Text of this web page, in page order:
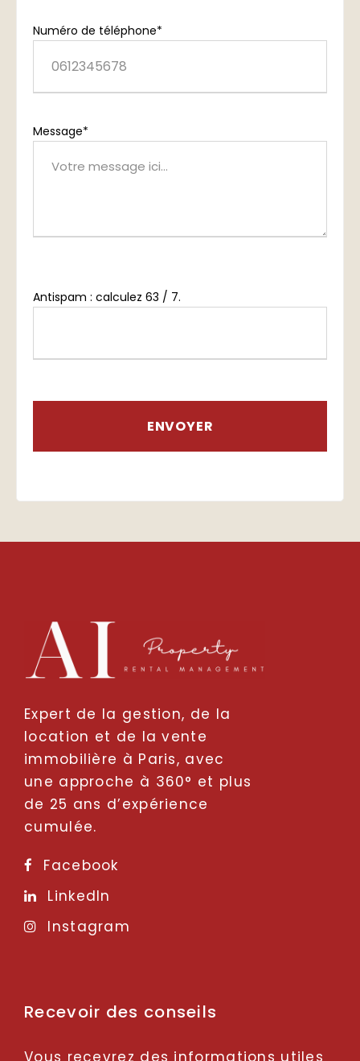
Numéro de téléphone*
Message*
Antispam : calculez 63 / 7.
Expert de la gestion, de la
location et de la vente
immobilière à Paris, avec
une approche à 360° et plus
de 25 ans d’expérience
cumulée.
Facebook
LinkedIn
Instagram
Recevoir des conseils
Vous recevrez des informations utiles